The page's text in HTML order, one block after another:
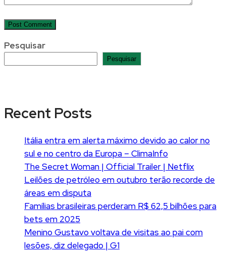
Pesquisar
Pesquisar
Recent Posts
Itália entra em alerta máximo devido ao calor no
sul e no centro da Europa – ClimaInfo
The Secret Woman | Official Trailer | Netflix
Leilões de petróleo em outubro terão recorde de
áreas em disputa
Famílias brasileiras perderam R$ 62,5 bilhões para
bets em 2025
Menino Gustavo voltava de visitas ao pai com
lesões, diz delegado | G1